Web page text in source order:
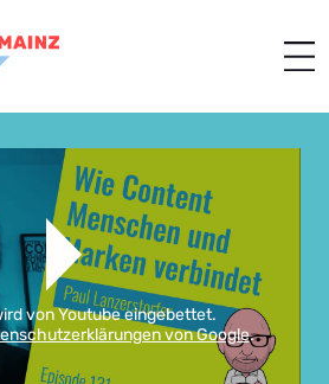
von Youtube eingebettet.
von Google.